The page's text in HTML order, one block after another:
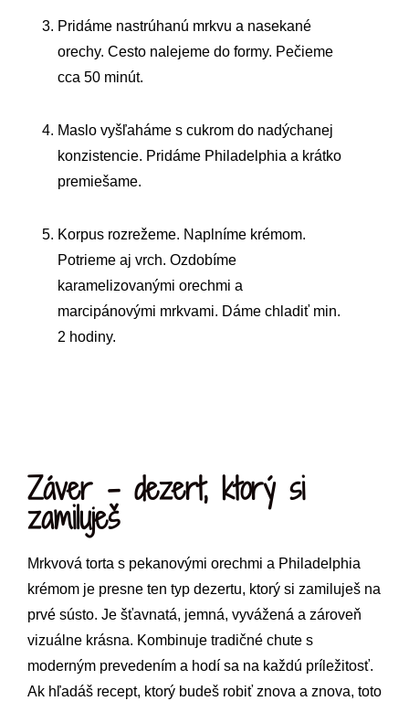
Pridáme nastrúhanú mrkvu a nasekané
orechy. Cesto nalejeme do formy. Pečieme
cca 50 minút.
Maslo vyšľaháme s cukrom do nadýchanej
konzistencie. Pridáme Philadelphia a krátko
premiešame.
Korpus rozrežeme. Naplníme krémom.
Potrieme aj vrch. Ozdobíme
karamelizovanými orechmi a
marcipánovými mrkvami. Dáme chladiť min.
2 hodiny.
Záver – dezert, ktorý si
zamiluješ
Mrkvová torta s pekanovými orechmi a Philadelphia
krémom je presne ten typ dezertu, ktorý si zamiluješ na
prvé sústo. Je šťavnatá, jemná, vyvážená a zároveň
vizuálne krásna. Kombinuje tradičné chute s
moderným prevedením a hodí sa na každú príležitosť.
Ak hľadáš recept, ktorý budeš robiť znova a znova, toto